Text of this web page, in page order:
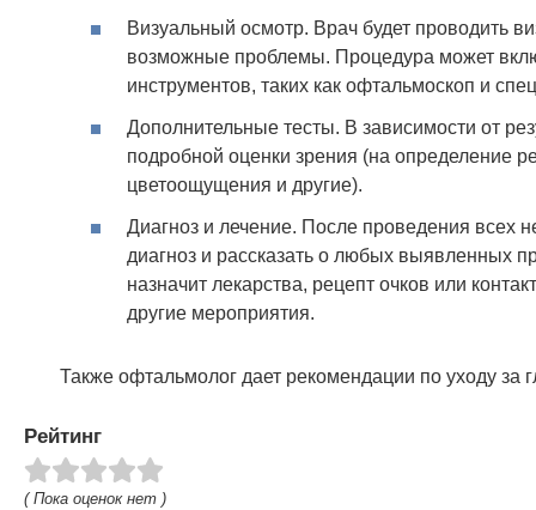
Визуальный осмотр. Врач будет проводить
возможные проблемы. Процедура может
инструментов, таких как офтальмоскоп и
Дополнительные тесты. В зависимости от
подробной оценки зрения (на определение
цветоощущения и другие).
Диагноз и лечение. После проведения всех
диагноз и рассказать о любых выявленных
назначит лекарства, рецепт очков или
другие мероприятия.
Также офтальмолог дает рекомендации по уходу за
Рейтинг
( Пока оценок нет )